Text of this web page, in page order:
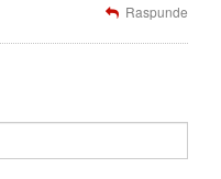
Raspunde